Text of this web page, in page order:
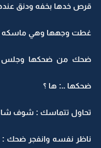
قرص خدها بخفه ودنق
غطت وجهها وهي ماسكه
ضحك من ضحكها وجلس
ضحكها ..: ها ؟
تحاول تتماسك : شوف
ناظر نفسه وانفجر ضحك :